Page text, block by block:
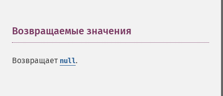
Возвращаемые значения
Возвращает null.